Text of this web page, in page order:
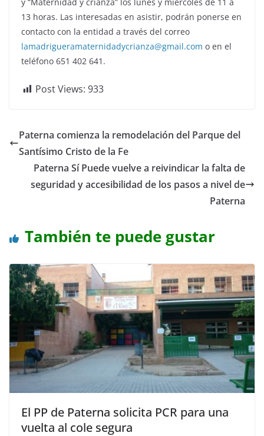
13 horas. Las interesadas en asistir, podrán ponerse en
contacto con la entidad a través del correo
lamadrigueramaternidadycrianza@gmail.com o en el
teléfono 651 402 641.
Post Views: 933
Paterna comienza la remodelación del Parque del
Santísimo Cristo de la Fe
Paterna Sí Puede vuelve a reivindicar la falta de
seguridad y accesibilidad de los pasos a nivel de
Paterna
También te puede gustar
El PP de Paterna solicita PCR para una
vuelta al cole segura